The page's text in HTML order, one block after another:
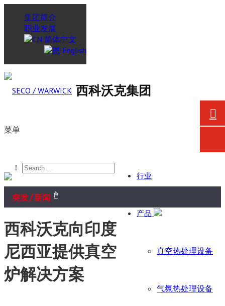
集团简介
职业发展
简体中文
English
西科沃克集团
菜单
行业
产品
真空热处理设备
气氛热处理设备
！
突发/新闻
西科沃克向印度
尼西亚提供真空
炉解决方案